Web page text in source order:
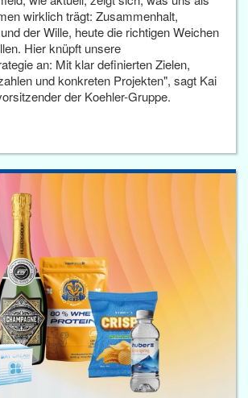
wirklich trägt: Zusammenhalt,
der Wille, heute die richtigen Weichen
Hier knüpft unsere
an: Mit klar definierten Zielen,
und konkreten Projekten", sagt Kai
der Koehler-Gruppe.